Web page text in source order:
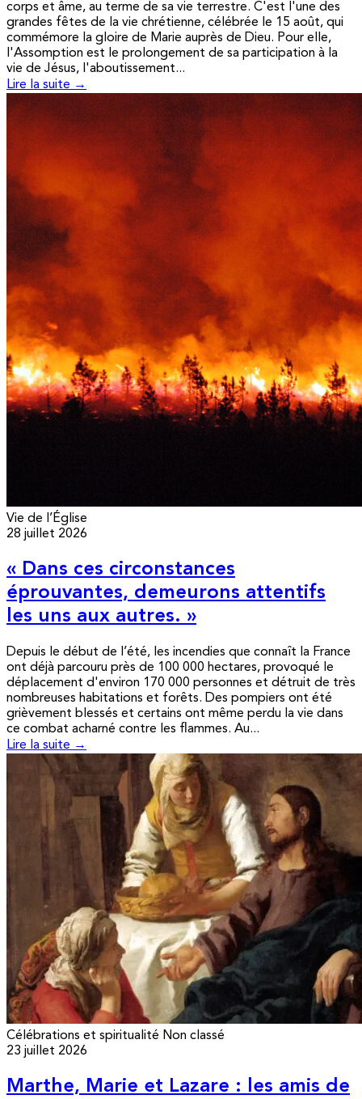
corps et âme, au terme de sa vie terrestre. C'est l'une des
grandes fêtes de la vie chrétienne, célébrée le 15 août, qui
commémore la gloire de Marie auprès de Dieu. Pour elle,
l'Assomption est le prolongement de sa participation à la
vie de Jésus, l'aboutissement...
Lire la suite →
Vie de l’Église
28 juillet 2026
« Dans ces circonstances
éprouvantes, demeurons attentifs
les uns aux autres. »
Depuis le début de l’été, les incendies que connaît la France
ont déjà parcouru près de 100 000 hectares, provoqué le
déplacement d'environ 170 000 personnes et détruit de très
nombreuses habitations et forêts. Des pompiers ont été
grièvement blessés et certains ont même perdu la vie dans
ce combat acharné contre les flammes. Au...
Lire la suite →
Célébrations et spiritualité Non classé
23 juillet 2026
Marthe, Marie et Lazare : les amis de